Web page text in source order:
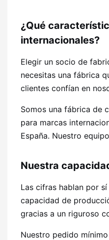
¿Qué
internacionales?
Elegir un socio de
necesitas una fábrica
clientes confían en
Somos una fábrica de
para marcas
España. Nuestro
Nuestra
Las cifras hablan por
capacidad de
gracias a un riguroso
Nuestro pedido